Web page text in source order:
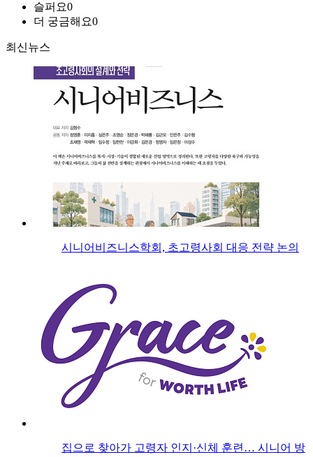
슬퍼요0
더 궁금해요0
최신뉴스
시니어비즈니스학회, 초고령사회 대응 전략 논의
집으로 찾아가 고령자 인지·신체 훈련… 시니어 방